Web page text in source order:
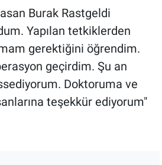
Burak Rastgeldi
Yapılan tetkiklerden
gerektiğini öğrendim.
geçirdim. Şu an
Doktoruma ve
teşekkür ediyorum"